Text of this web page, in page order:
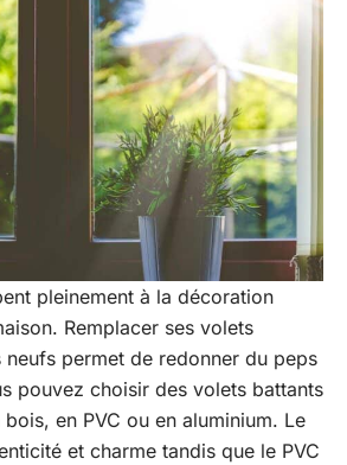
pleinement à la décoration
Remplacer ses volets
permet de redonner du peps
pouvez choisir des volets battants
en PVC ou en aluminium. Le
et charme tandis que le PVC